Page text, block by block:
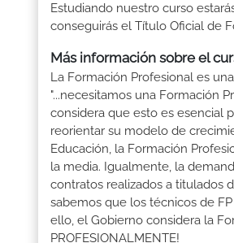
Estudiando nuestro curso
conseguirás el Título Oficial de
Más información sobre el
La Formación Profesional es
"...necesitamos una Formación
considera que esto es esencial
reorientar su modelo de
Educación, la Formación
la media. Igualmente, la
contratos realizados a titulados
sabemos que los técnicos de
ello, el Gobierno considera la
PROFESIONALMENTE!